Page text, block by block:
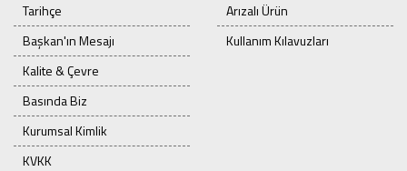
Tarihçe
Başkan'ın Mesajı
Kalite & Çevre
Basında Biz
Kurumsal Kimlik
KVKK
Arızalı Ürün
Kullanım Kılavuzları